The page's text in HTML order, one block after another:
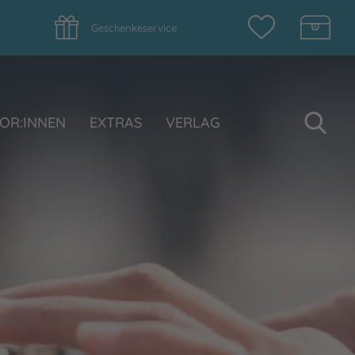
Geschenkeservice
EXTRAS VERLAG